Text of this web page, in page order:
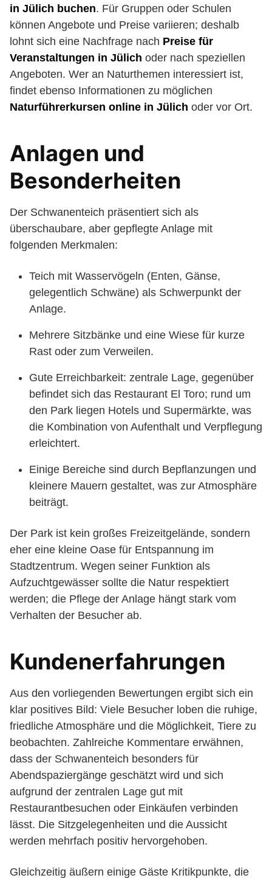
in Jülich buchen. Für Gruppen oder Schulen
können Angebote und Preise variieren; deshalb
lohnt sich eine Nachfrage nach Preise für
Veranstaltungen in Jülich oder nach speziellen
Angeboten. Wer an Naturthemen interessiert ist,
findet ebenso Informationen zu möglichen
Naturführerkursen online in Jülich oder vor Ort.
Anlagen und
Besonderheiten
Der Schwanenteich präsentiert sich als
überschaubare, aber gepflegte Anlage mit
folgenden Merkmalen:
Teich mit Wasservögeln (Enten, Gänse,
gelegentlich Schwäne) als Schwerpunkt der
Anlage.
Mehrere Sitzbänke und eine Wiese für kurze
Rast oder zum Verweilen.
Gute Erreichbarkeit: zentrale Lage, gegenüber
befindet sich das Restaurant El Toro; rund um
den Park liegen Hotels und Supermärkte, was
die Kombination von Aufenthalt und Verpflegung
erleichtert.
Einige Bereiche sind durch Bepflanzungen und
kleinere Mauern gestaltet, was zur Atmosphäre
beiträgt.
Der Park ist kein großes Freizeitgelände, sondern
eher eine kleine Oase für Entspannung im
Stadtzentrum. Wegen seiner Funktion als
Aufzuchtgewässer sollte die Natur respektiert
werden; die Pflege der Anlage hängt stark vom
Verhalten der Besucher ab.
Kundenerfahrungen
Aus den vorliegenden Bewertungen ergibt sich ein
klar positives Bild: Viele Besucher loben die ruhige,
friedliche Atmosphäre und die Möglichkeit, Tiere zu
beobachten. Zahlreiche Kommentare erwähnen,
dass der Schwanenteich besonders für
Abendspaziergänge geschätzt wird und sich
aufgrund der zentralen Lage gut mit
Restaurantbesuchen oder Einkäufen verbinden
lässt. Die Sitzgelegenheiten und die Aussicht
werden mehrfach positiv hervorgehoben.
Gleichzeitig äußern einige Gäste Kritikpunkte, die